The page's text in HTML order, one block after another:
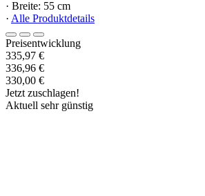
· Breite: 55 cm
· Alle Produktdetails
Preisentwicklung
335,97 €
336,96 €
330,00 €
Jetzt zuschlagen!
Aktuell sehr günstig